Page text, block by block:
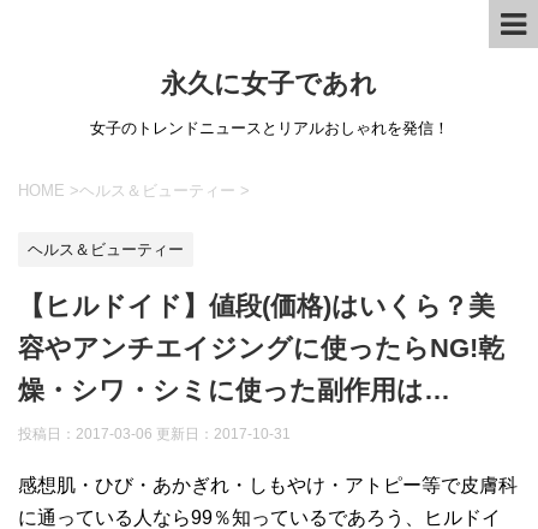
永久に女子であれ
女子のトレンドニュースとリアルおしゃれを発信！
HOME >ヘルス＆ビューティー >
ヘルス＆ビューティー
【ヒルドイド】値段(価格)はいくら？美
容やアンチエイジングに使ったらNG!乾
燥・シワ・シミに使った副作用は…
投稿日：2017-03-06 更新日： 2017-10-31
感想肌・ひび・あかぎれ・しもやけ・アトピー等で皮膚科
に通っている人なら99％知っているであろう、ヒルドイ